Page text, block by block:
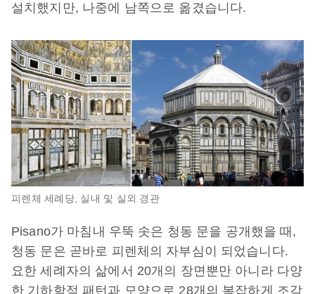
설치했지만, 나중에 남쪽으로 옮겼습니다.
피렌체 세례당, 실내 및 실외 경관
Pisano가 마침내 우뚝 솟은 청동 문을 공개했을 때,
청동 문은 곧바로 피렌체의 자부심이 되었습니다.
요한 세례자의 삶에서 20개의 장면뿐만 아니라 다양
한 기하학적 패턴과 모양으로 28개의 복잡하게 조각